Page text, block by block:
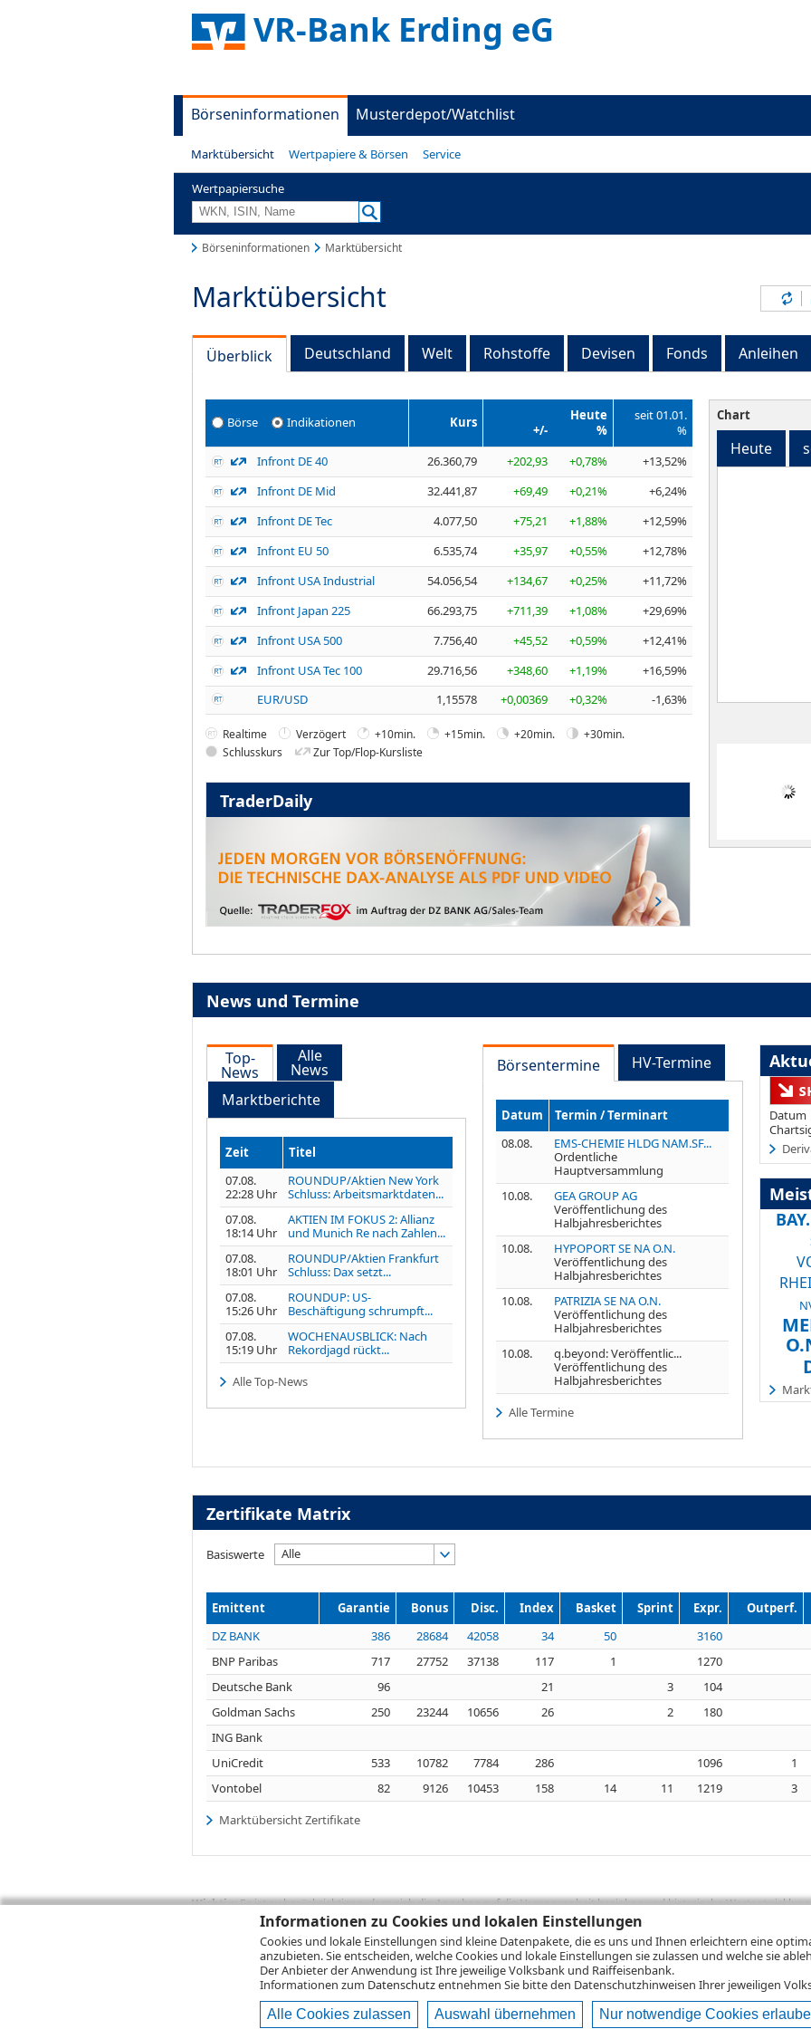
Informationen zu Cookies und lokalen Einstellungen
Cookies und lokale Einstellungen sind kleine Datenpakete, die es uns und Ihnen erleichtern eine
anzubieten. Sie entscheiden, welche Cookies und lokale Einstellungen sie zulassen und welche sie
Der Anbieter der Anwendung ist Ihre jeweilige Volksbank und Raiffeisenbank.
Informationen zum Datenschutzentnehmen Sie bitte den Datenschutzhinweisen Ihrer jeweiligen
Alle Cookies zulassen Auswahl übernehmen Nur notwendige Cookies
VR-Bank Erding eG
Börseninformationen Musterdepot/Watchlist
Marktübersicht Wertpapiere & Börsen Service
Wertpapiersuche
Börseninformationen Marktübersicht
Marktübersicht
Überblick Deutschland Welt Rohstoffe Devisen Fonds Anleihen
Börse Indikationen Kurs Heute
seit 01.01.
+/-
%
%
Infront DE 40
26.360,79 +202,93 +0,78%
+13,52%
Infront DE Mid
32.441,87 +69,49 +0,21%
+6,24%
Infront DE Tec
4.077,50 +75,21 +1,88%
+12,59%
Infront EU 50
6.535,74 +35,97 +0,55%
+12,78%
Infront USA Industrial
54.056,54 +134,67 +0,25%
+11,72%
Infront Japan 225
66.293,75 +711,39 +1,08%
+29,69%
Infront USA 500
7.756,40 +45,52 +0,59%
+12,41%
Infront USA Tec 100
29.716,56 +348,60 +1,19%
+16,59%
EUR/USD
1,15578 +0,00369 +0,32% -1,63%
Realtime Verzögert +10min. +15min. +20min.
+30min.
Schlusskurs
Zur Top/Flop-Kursliste
TraderDaily
Chart
Heute
News und Termine
Top-
News
Alle
News
Marktberichte
Zeit
Titel
07.08.
22:28 Uhr
ROUNDUP/Aktien New York
Schluss: Arbeitsmarktdaten...
07.08.
18:14 Uhr
AKTIEN IM FOKUS 2: Allianz
und Munich Re nach Zahlen...
07.08.
18:01 Uhr
ROUNDUP/Aktien Frankfurt
Schluss: Dax setzt...
07.08.
15:26 Uhr
ROUNDUP: US-
Beschäftigung schrumpft...
07.08.
15:19 Uhr
WOCHENAUSBLICK: Nach
Rekordjagd rückt...
Alle Top-News
Börsentermine HV-Termine
Datum
Termin / Terminart
08.08.
EMS-CHEMIE HLDG NAM.SF...
Ordentliche
Hauptversammlung
10.08.
GEA GROUP AG
Veröffentlichung des
Halbjahresberichtes
10.08.
HYPOPORT SE NA O.N.
Veröffentlichung des
Halbjahresberichtes
10.08.
PATRIZIA SE NA O.N.
Veröffentlichung des
Halbjahresberichtes
10.08.
q.beyond: Veröffentlic...
Veröffentlichung des
Halbjahresberichtes
Alle Termine
Datum
Zertifikate Matrix
Basiswerte Alle
Emittent Garantie Bonus Disc. Index Basket Sprint Expr. Outperf.
DZ BANK
386 28684 42058 34 50 3160
BNP Paribas
717 27752 37138 117 1 1270
Deutsche Bank
96 21 3
104
Goldman Sachs
250 23244 10656 26 2 180
ING Bank
UniCredit
533 10782 7784 286 1096 1
Vontobel
82 9126 10453 158 14 11 1219 3
Marktübersicht Zertifikate
Wichtig:Es ist zu berücksichtigen, dass sich die Angaben auf die Vergangenheit beziehen und historische
zukünftige Ergebnisse darstellen. Bei Performanceangaben handelt es sich stets um Bruttowertangaben. Bei
Provisionen, Gebühren und andere Entgelte), die beim Erwerb von Wertpapieren in der Regel anfallen, nicht berücksichtigt.
Depotgebühren hinzu. Mit dem Wertentwicklungsrechner können Sie auf den einzelnen Wertpapierseiten Ihre individuell
Performance, die sich unter Berücksichtigung sämtlicher Transaktionskosten und etwaigen Depotgebühren ergibt,
kann die Rendite zudem infolge von Währungsschwankungen steigen oder fallen.